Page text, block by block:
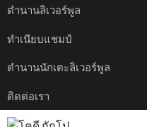
ตำนานลิเวอร์พูล
ทำเนียบแชมป์
ตำนานนักเตะลิเวอร์พูล
ติดต่อเรา